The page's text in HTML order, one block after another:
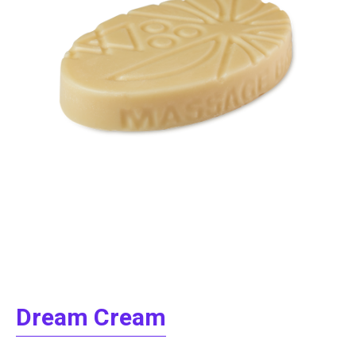
Dream Cream